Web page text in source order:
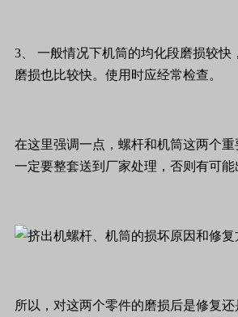
3 一般情况下机筒的均化段磨损较快
磨损也比较快。使用时应经常检查。
在这里强调一点，螺杆和机筒这两个
一定要整套送到厂家处理，否则有可
所以，对这两个零件的磨损后是修复